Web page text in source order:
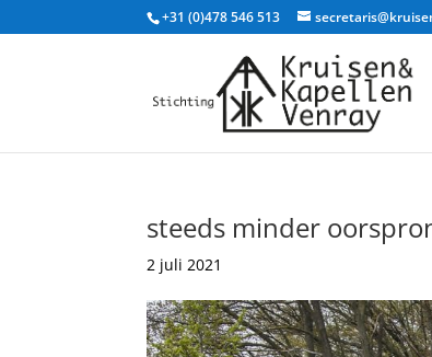
+31 (0)478 546 513
steeds minder
2 juli 2021